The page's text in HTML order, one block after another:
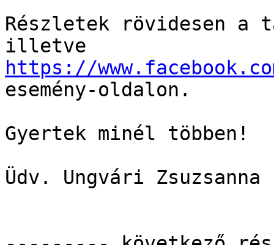
Részletek rövidesen
https://
esemény-oldalon.
Gyertek minél többen!
Üdv. Ungvári Zsuzsanna